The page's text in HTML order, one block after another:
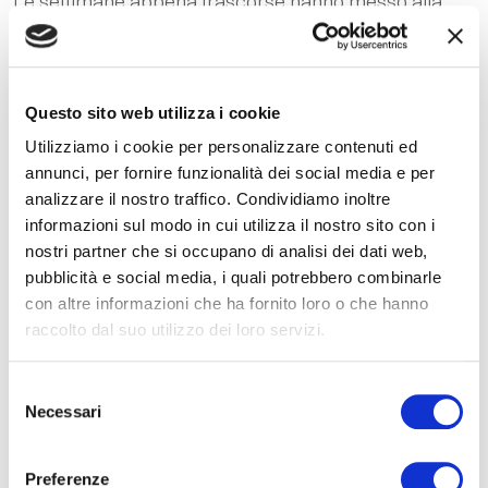
Questo sito web utilizza i cookie
Utilizziamo i cookie per personalizzare contenuti ed
annunci, per fornire funzionalità dei social media e per
analizzare il nostro traffico. Condividiamo inoltre
informazioni sul modo in cui utilizza il nostro sito con i
nostri partner che si occupano di analisi dei dati web,
pubblicità e social media, i quali potrebbero combinarle
con altre informazioni che ha fornito loro o che hanno
raccolto dal suo utilizzo dei loro servizi.
delNecessari
Preferenze
prova la lettura dei mercati in modo profondo.